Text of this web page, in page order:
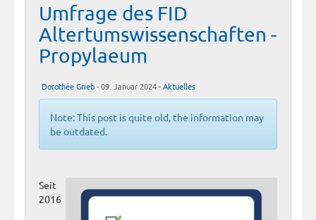
Umfrage des FID
Altertumswissenschaften -
Propylaeum
Dorothée Grieb- 09. Januar 2024 -Aktuelles
Note: This post is quite old, the information may
be outdated.
Seit
2016